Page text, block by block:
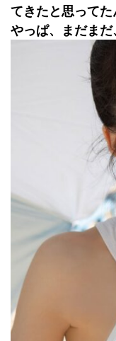
てきたと思ってた
やっぱ、まだまだ